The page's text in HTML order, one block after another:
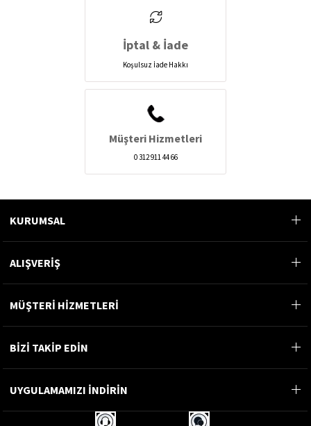
İptal & İade
Koşulsuz İade Hakkı
Müşteri Hizmetleri
0 312 911 44 66
KURUMSAL
ALIŞVERİŞ
MÜŞTERİ HİZMETLERİ
BİZİ TAKİP EDİN
UYGULAMAMIZI İNDİRİN